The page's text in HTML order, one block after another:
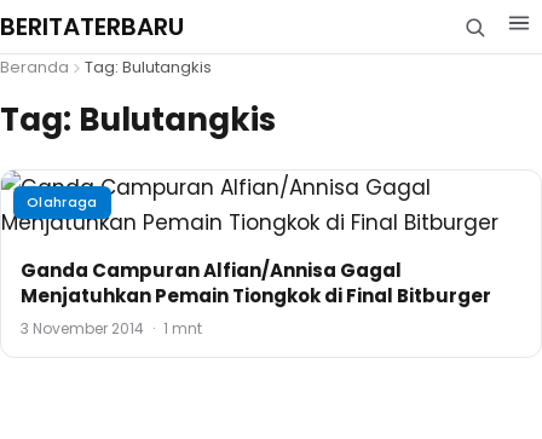
BERITATERBARU
Beranda Tag: Bulutangkis
Tag: Bulutangkis
Olahraga
Ganda Campuran Alfian/Annisa Gagal
Menjatuhkan Pemain Tiongkok di Final Bitburger
3 November 2014 · 1 mnt